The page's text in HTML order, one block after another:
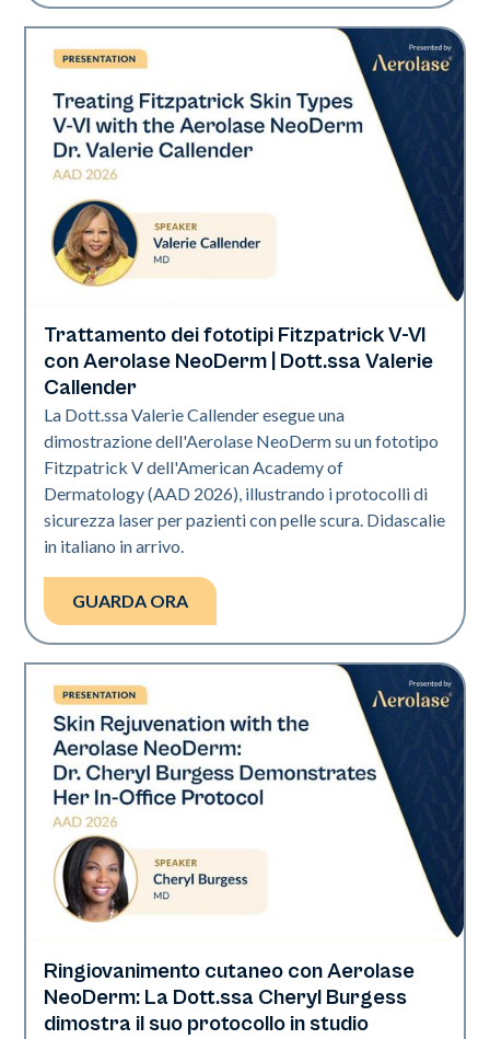
Neo Elite | Presentazione
Trattamento dei fototipi Fitzpatrick V-VI
con Aerolase NeoDerm | Dott.ssa Valerie
Callender
La Dott.ssa Valerie Callender esegue una
dimostrazione dell'Aerolase NeoDerm su un fototipo
Fitzpatrick V dell'American Academy of
Dermatology (AAD 2026), illustrando i protocolli di
sicurezza laser per pazienti con pelle scura. Didascalie
in italiano in arrivo.
GUARDA ORA
Neo Elite | Presentazione
Ringiovanimento cutaneo con Aerolase
NeoDerm: La Dott.ssa Cheryl Burgess
dimostra il suo protocollo in studio